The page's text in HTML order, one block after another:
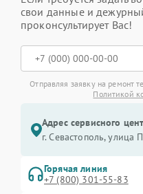
свои данные и
проконсультирует Вас!
Отправляя заявку на ремонт
Политикой
Адрес сервисного
г. Севастополь, улица
Горячая линия
+7 (800) 301-55-83